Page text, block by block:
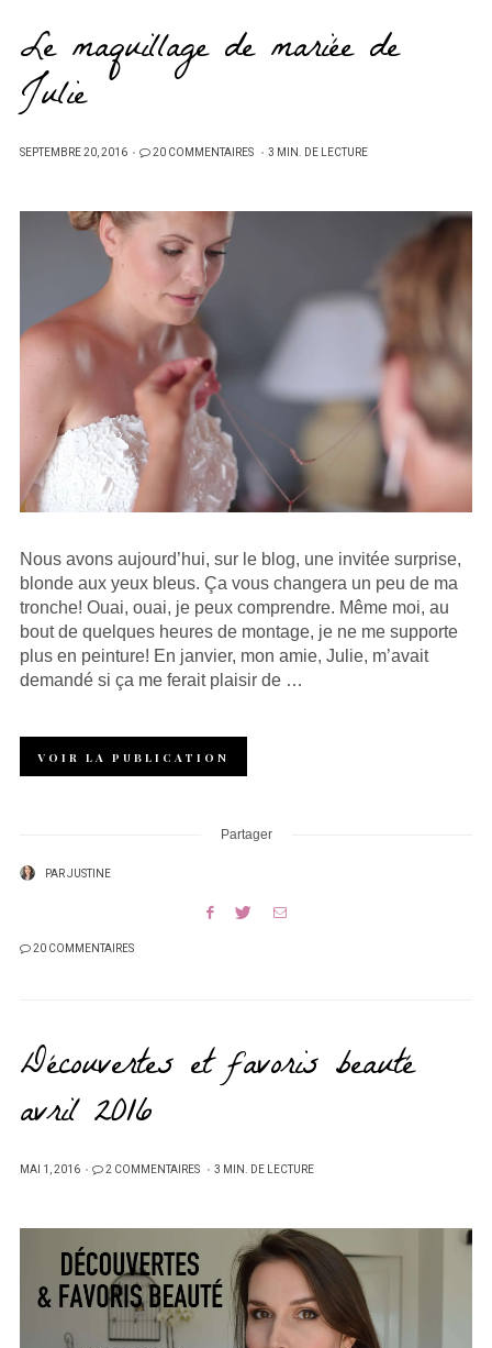
Le maquillage de mariée de
Julie
PUBLIÉ
SEPTEMBRE 20, 2016 20 COMMENTAIRES 3 MIN. DE LECTURE
Nous avons aujourd’hui, sur le blog, une invitée surprise,
blonde aux yeux bleus. Ça vous changera un peu de ma
tronche! Ouai, ouai, je peux comprendre. Même moi, au
bout de quelques heures de montage, je ne me supporte
plus en peinture! En janvier, mon amie, Julie, m’avait
demandé si ça me ferait plaisir de …
VOIR LA PUBLICATION
Partager
PARJUSTINE
20 COMMENTAIRES
Découvertes et favoris beauté
avril 2016
PUBLIÉ
MAI 1, 2016 2 COMMENTAIRES 3 MIN. DE LECTURE